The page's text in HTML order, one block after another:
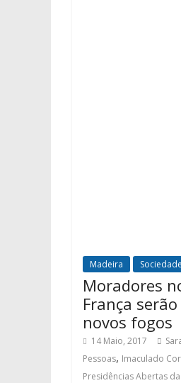
Madeira Sociedade
Moradores
França
novos fogos
14 Maio, 2017
Pessoas, Imaculado
Presidências Abertas